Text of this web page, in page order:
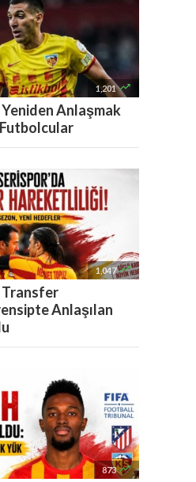
1,201 
Anlaşmak
1,047 
Anlaşılan
873 